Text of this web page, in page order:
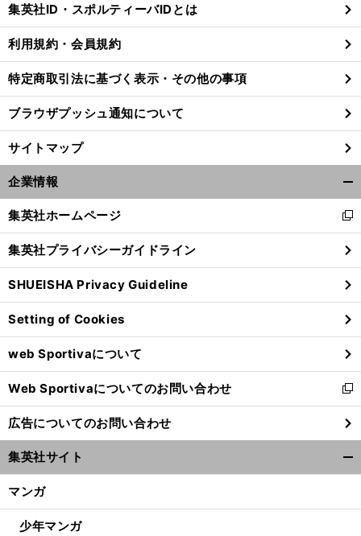
。
８
る
集英社ID・スポルティーバIDとは
利用規約・会員規約
特定商取引法に基づく表示・その他の事項
ブラウザプッシュ通知について
サイトマップ
企業情報
閉
る
集英社ホームページ
新
し
い
ウ
ィ
ン
ド
ウ
で
開
く
集英社プライバシーガイドライン
SHUEISHA Privacy Guideline
Setting of Cookies
web Sportivaについて
Web Sportivaについてのお問い合わせ
新
し
い
ウ
ィ
ン
ウ
広告についてのお問い合わせ
集英社サイト
マンガ
少年マンガ